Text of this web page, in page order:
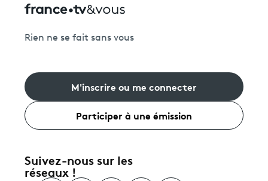
Rien ne se fait sans vous
M'inscrire ou me connecter
Participer à une émission
Suivez-nous sur les
réseaux !